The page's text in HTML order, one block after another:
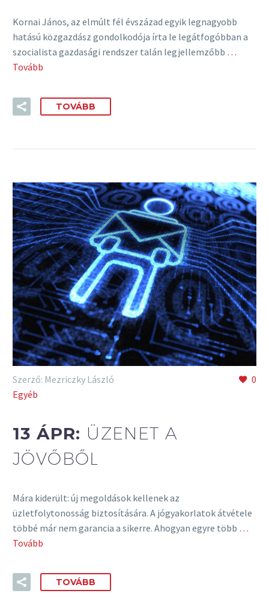
Kornai János, az elmúlt fél évszázad egyik legnagyobb
hatású közgazdász gondolkodója írta le legátfogóbban a
szocialista gazdasági rendszer talán legjellemzőbb …
Tovább
TOVÁBB
0
Szerző: Mezriczky László
Egyéb
13 ÁPR: ÜZENET A
JÖVŐBŐL
Mára kiderült: új megoldások kellenek az
üzletfolytonosság biztosítására. A jógyakorlatok átvétele
többé már nem garancia a sikerre. Ahogyan egyre több …
Tovább
TOVÁBB